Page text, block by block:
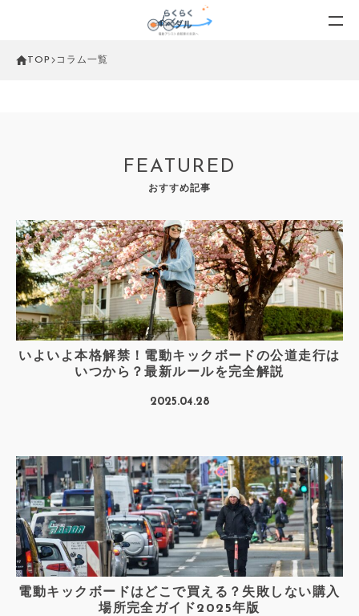
TOP コラム一覧
FEATURED
おすすめ記事
いよいよ本格解禁！電動キックボードの公道走行は
いつから？最新ルールを完全解説
2025.04.28
電動キックボードはどこで買える？失敗しない購入
場所完全ガイド2025年版